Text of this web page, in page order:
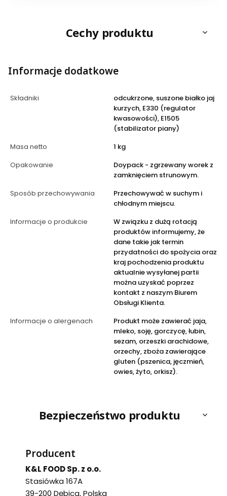
Cechy produktu
Informacje dodatkowe
Składniki
odcukrzone, suszone białko jaj
kurzych, E330 (regulator
kwasowości), E1505
(stabilizator piany)
Masa netto
1 kg
Opakowanie
Doypack - zgrzewany worek z
zamknięciem strunowym.
Sposób przechowywania
Przechowywać w suchym i
chłodnym miejscu.
Informacje o produkcie
W związku z dużą rotacją
produktów informujemy, że
dane takie jak termin
przydatności do spożycia oraz
kraj pochodzenia produktu
aktualnie wysyłanej partii
można uzyskać poprzez
kontakt z naszym Biurem
Obsługi Klienta.
Informacje o alergenach
Produkt może zawierać jaja,
mleko, soję, gorczycę, łubin,
sezam, orzeszki arachidowe,
orzechy, zboża zawierające
gluten (pszenica, jęczmień,
owies, żyto, orkisz).
Bezpieczeństwo produktu
Producent
K&L FOOD Sp. z o.o.
Stasiówka 167A
39-200 Dębica, Polska